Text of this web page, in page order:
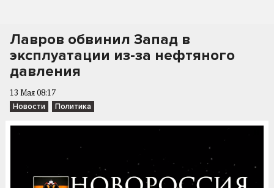
Лавров обвинил Запад в
эксплуатации из-за нефтяного
давления
13 Мая 08:17
Новости Политика